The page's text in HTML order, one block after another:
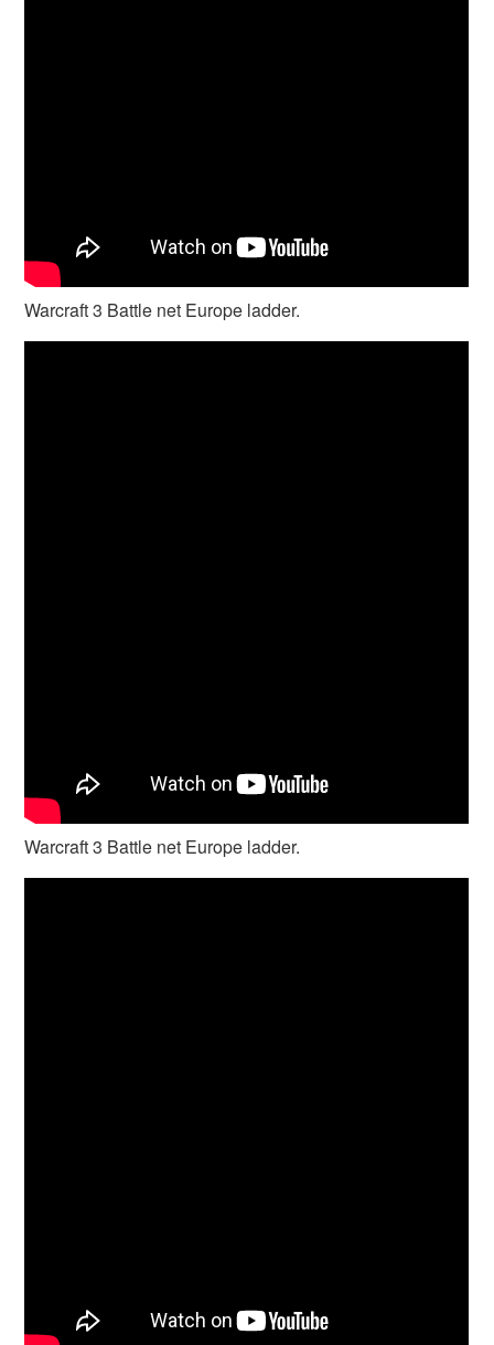
Warcraft 3 Battle net Europe ladder.
Warcraft 3 Battle net Europe ladder.